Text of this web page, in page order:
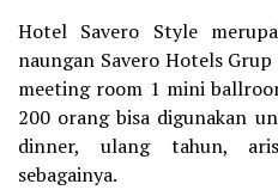
Hotel Savero Style
naungan Savero Hotels
meeting room 1 mini
200 orang bisa digunakan
dinner, ulang tahun,
sebagainya.